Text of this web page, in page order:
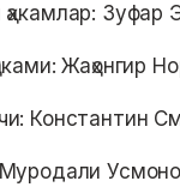
Жаҳонгир
Константин